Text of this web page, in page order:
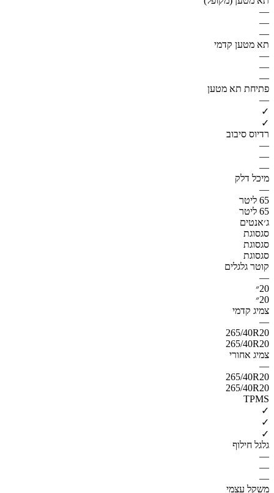
—
—
—
תא מטען קדמי
—
—
—
פתיחת תא מטען
—
✓
✓
רדיוס סיבוב
—
—
—
מיכל דלק
—
65 ליטר
65 ליטר
ג׳אנטים
סגסוגת
סגסוגת
סגסוגת
קוטר גלגלים
—
20״
20״
צמיג קדמי
—
265/40R20
265/40R20
צמיג אחורי
—
265/40R20
265/40R20
TPMS
✓
✓
✓
גלגל חילוף
—
—
—
משקל עצמי